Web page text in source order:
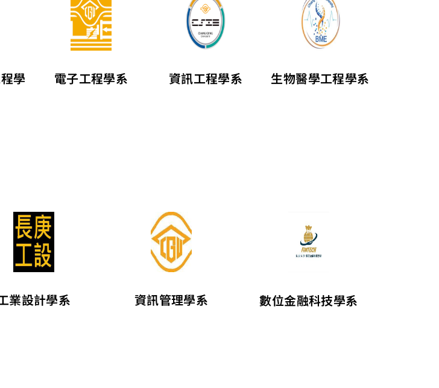
學
電子工程學系 資訊工程學系 生物醫學工程學系
業設計學系 資訊管理學系 數位金融科技學系